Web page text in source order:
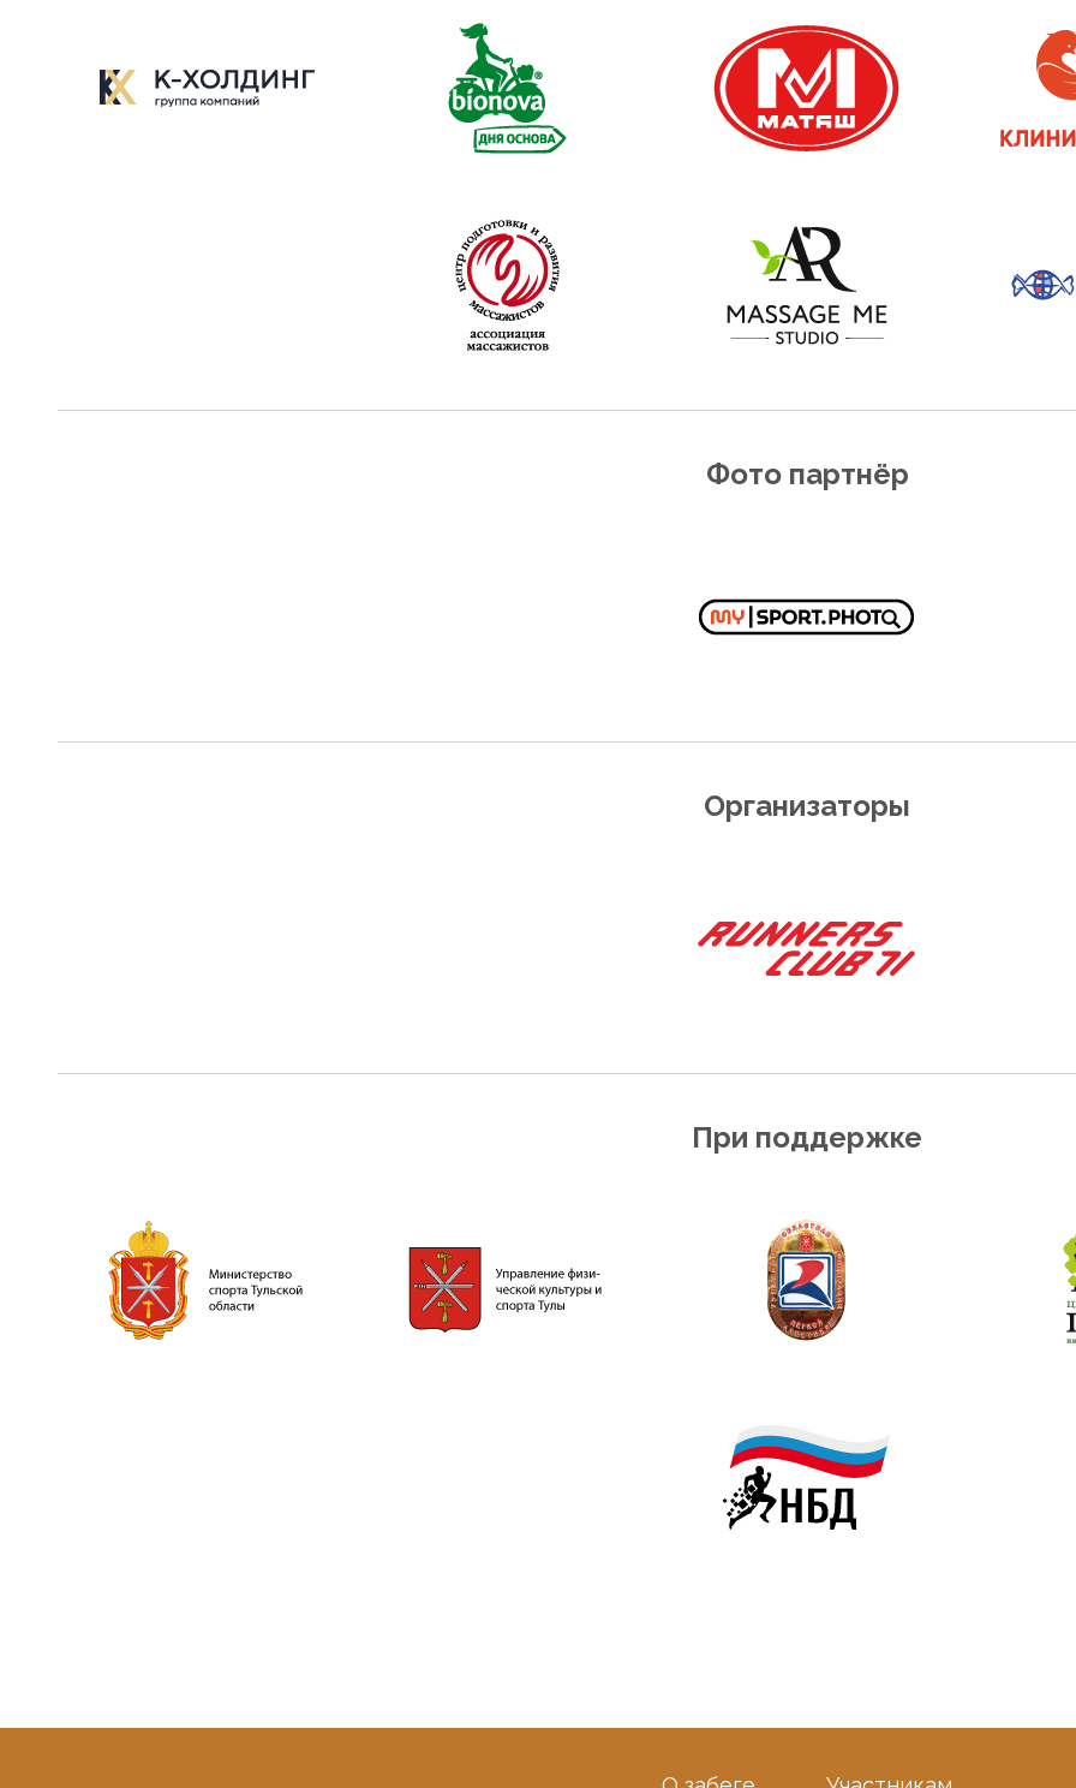
Фото партнёр
Организаторы
При поддержке